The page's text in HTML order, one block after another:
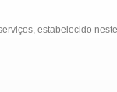
estabelecido